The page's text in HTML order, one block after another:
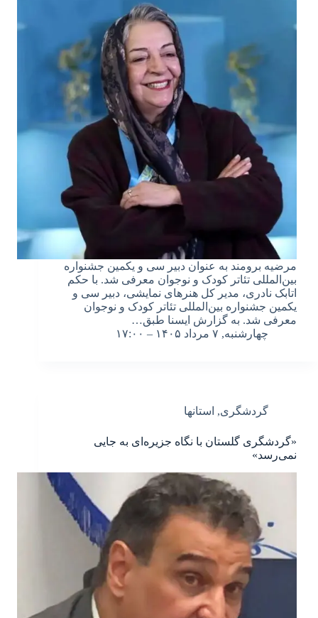
مرضیه برومند به عنوان دبیر سی و یکمین جشنواره
بین‌المللی تئاتر کودک و نوجوان معرفی شد. با حکم
اتابک نادری، مدیر کل هنرهای نمایشی، دبیر سی و
یکمین جشنواره بین‌المللی تئاتر کودک و نوجوان
معرفی شد. به گزارش ایسنا طبق…
چهارشنبه, ۷ مرداد ۱۴۰۵ – ۱۷:۰۰
گردشگری, استانها
«گردشگری گلستان با نگاه جزیره‌ای به جایی
نمی‌رسد»